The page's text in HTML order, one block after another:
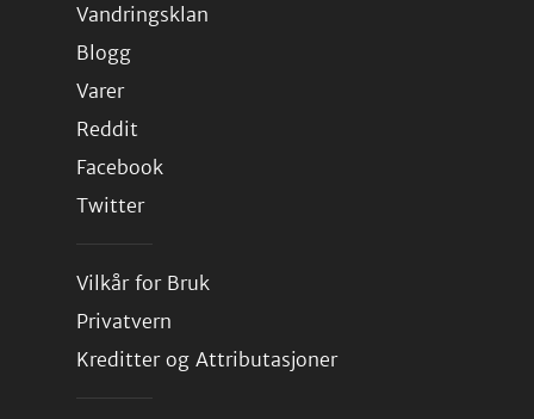
Vandringsklan
Blogg
Varer
Reddit
Facebook
Twitter
Vilkår for Bruk
Privatvern
Kreditter og Attributasjoner